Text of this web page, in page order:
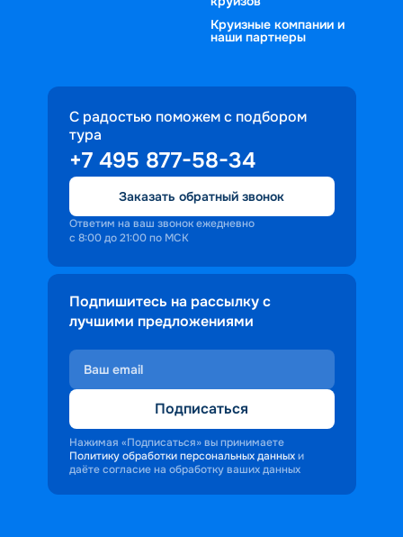
Круизные компании и
наши партнеры
С радостью поможем с подбором
тура
+7 495 877-58-34
Заказать обратный звонок
Ответим на ваш звонок ежедневно
с 8:00 до 21:00 по МСК
Подпишитесь на рассылку с
лучшими предложениями
Подписаться
Нажимая «Подписаться» вы принимаете
Политику обработки персональных данных и
даёте согласие на обработку ваших данных